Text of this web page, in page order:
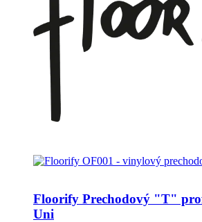
Floorify Prechodový "T"
Uni